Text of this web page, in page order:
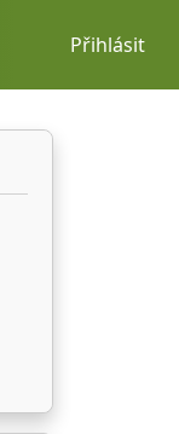
Přihlásit